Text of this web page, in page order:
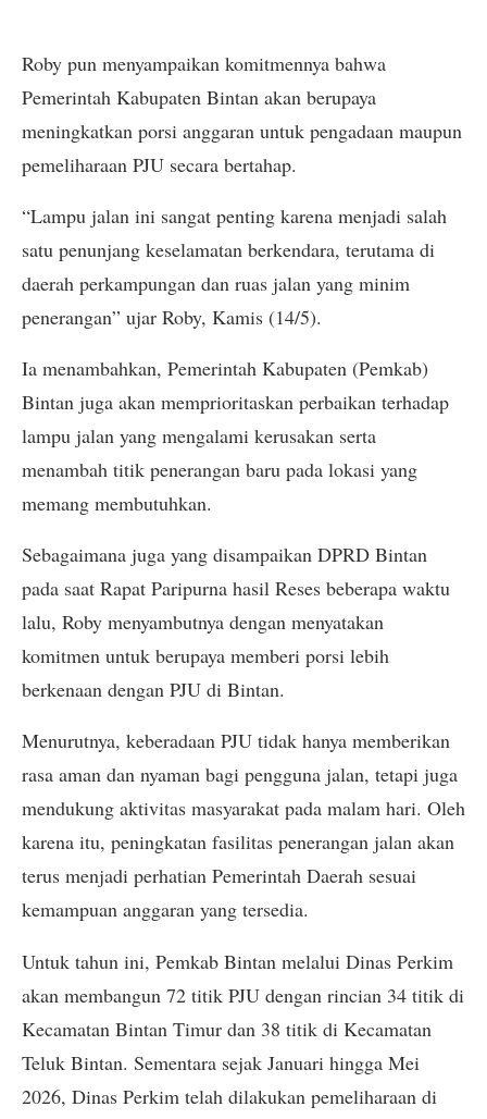
Roby pun menyampaikan komitmennya bahwa
Pemerintah Kabupaten Bintan akan berupaya
meningkatkan porsi anggaran untuk pengadaan maupun
pemeliharaan PJU secara bertahap.
“Lampu jalan ini sangat penting karena menjadi salah
satu penunjang keselamatan berkendara, terutama di
daerah perkampungan dan ruas jalan yang minim
penerangan” ujar Roby, Kamis (14/5).
Ia menambahkan, Pemerintah Kabupaten (Pemkab)
Bintan juga akan memprioritaskan perbaikan terhadap
lampu jalan yang mengalami kerusakan serta
menambah titik penerangan baru pada lokasi yang
memang membutuhkan.
Sebagaimana juga yang disampaikan DPRD Bintan
pada saat Rapat Paripurna hasil Reses beberapa waktu
lalu, Roby menyambutnya dengan menyatakan
komitmen untuk berupaya memberi porsi lebih
berkenaan dengan PJU di Bintan.
Menurutnya, keberadaan PJU tidak hanya memberikan
rasa aman dan nyaman bagi pengguna jalan, tetapi juga
mendukung aktivitas masyarakat pada malam hari. Oleh
karena itu, peningkatan fasilitas penerangan jalan akan
terus menjadi perhatian Pemerintah Daerah sesuai
kemampuan anggaran yang tersedia.
Untuk tahun ini, Pemkab Bintan melalui Dinas Perkim
akan membangun 72 titik PJU dengan rincian 34 titik di
Kecamatan Bintan Timur dan 38 titik di Kecamatan
Teluk Bintan. Sementara sejak Januari hingga Mei
2026, Dinas Perkim telah dilakukan pemeliharaan di